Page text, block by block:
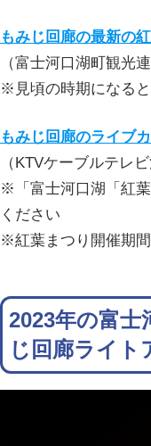
もみじ回廊の最新の
（富士河口湖町観光
※見頃の時期になる
もみじ回廊のライブ
（KTVケーブルテレ
※「富士河口湖「紅
ください
※紅葉まつり開催期
2023年の富士
じ回廊ライト